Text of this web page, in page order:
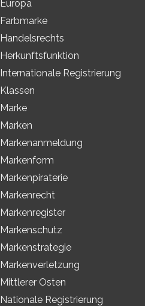
Europa
Farbmarke
Handelsrechts
Herkunftsfunktion
Internationale Registrierung
Klassen
Marke
Marken
Markenanmeldung
Markenform
Markenpiraterie
Markenrecht
Markenregister
Markenschutz
Markenstrategie
Markenverletzung
Mittlerer Osten
Nationale Registrierung